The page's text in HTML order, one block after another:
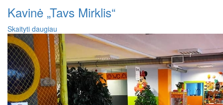
Kavinė „Tavs Mirklis“
Skaityti daugiau